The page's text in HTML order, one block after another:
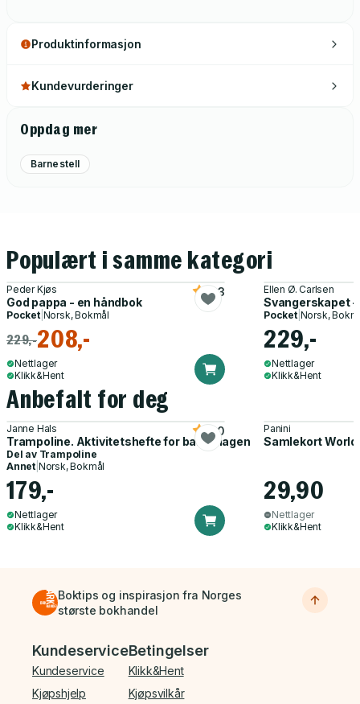
Produktinformasjon
Kundevurderinger
Oppdag mer
Barnestell
Populært i samme kategori
Peder Kjøs
God pappa - en håndbok
4.3
Pocket| Norsk, Bokmål
229,-208,-
Nettlager
Klikk&Hent
Ellen Ø. Carlsen
Svangerskapet
Pocket| Norsk,
229,-
Nettlager
Klikk&Hent
Anbefalt for deg
Janne Hals
Trampoline. Aktivitetshefte for barnehagen
5.0
Del av Trampoline
Annet Norsk, Bokmål
179,-
Nettlager
Klikk&Hent
Panini
Samlekort
29,90
Nettlager
Klikk&Hent
Boktips og inspirasjon fra Norges
største bokhandel
Bunnmeny
Kundeservice
Kundeservice
Kjøpshjelp
Betingelser
Klikk&Hent
Kjøpsvilkår